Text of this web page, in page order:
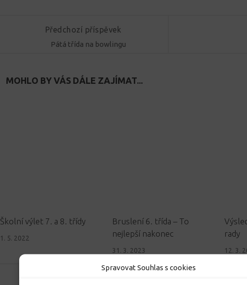
Spravovat Souhlas s cookies
Předchozí příspěvek
Pátá třída na bowlingu
MOHLO BY VÁS DÁLE ZAJÍMAT...
Školní výlet 7. a 8. třídy
1. 5. 2022
Bruslení 6. třída – To
nejlepší nakonec
31. 3. 2023
rady
12. 3.